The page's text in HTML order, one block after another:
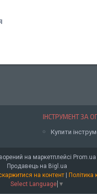
ІНСТРУМЕНТ ЗА
Купити
на маркетплейсі Prom.ua
Продавець на Bigl.ua
на контент | Політика
Select Language ▼